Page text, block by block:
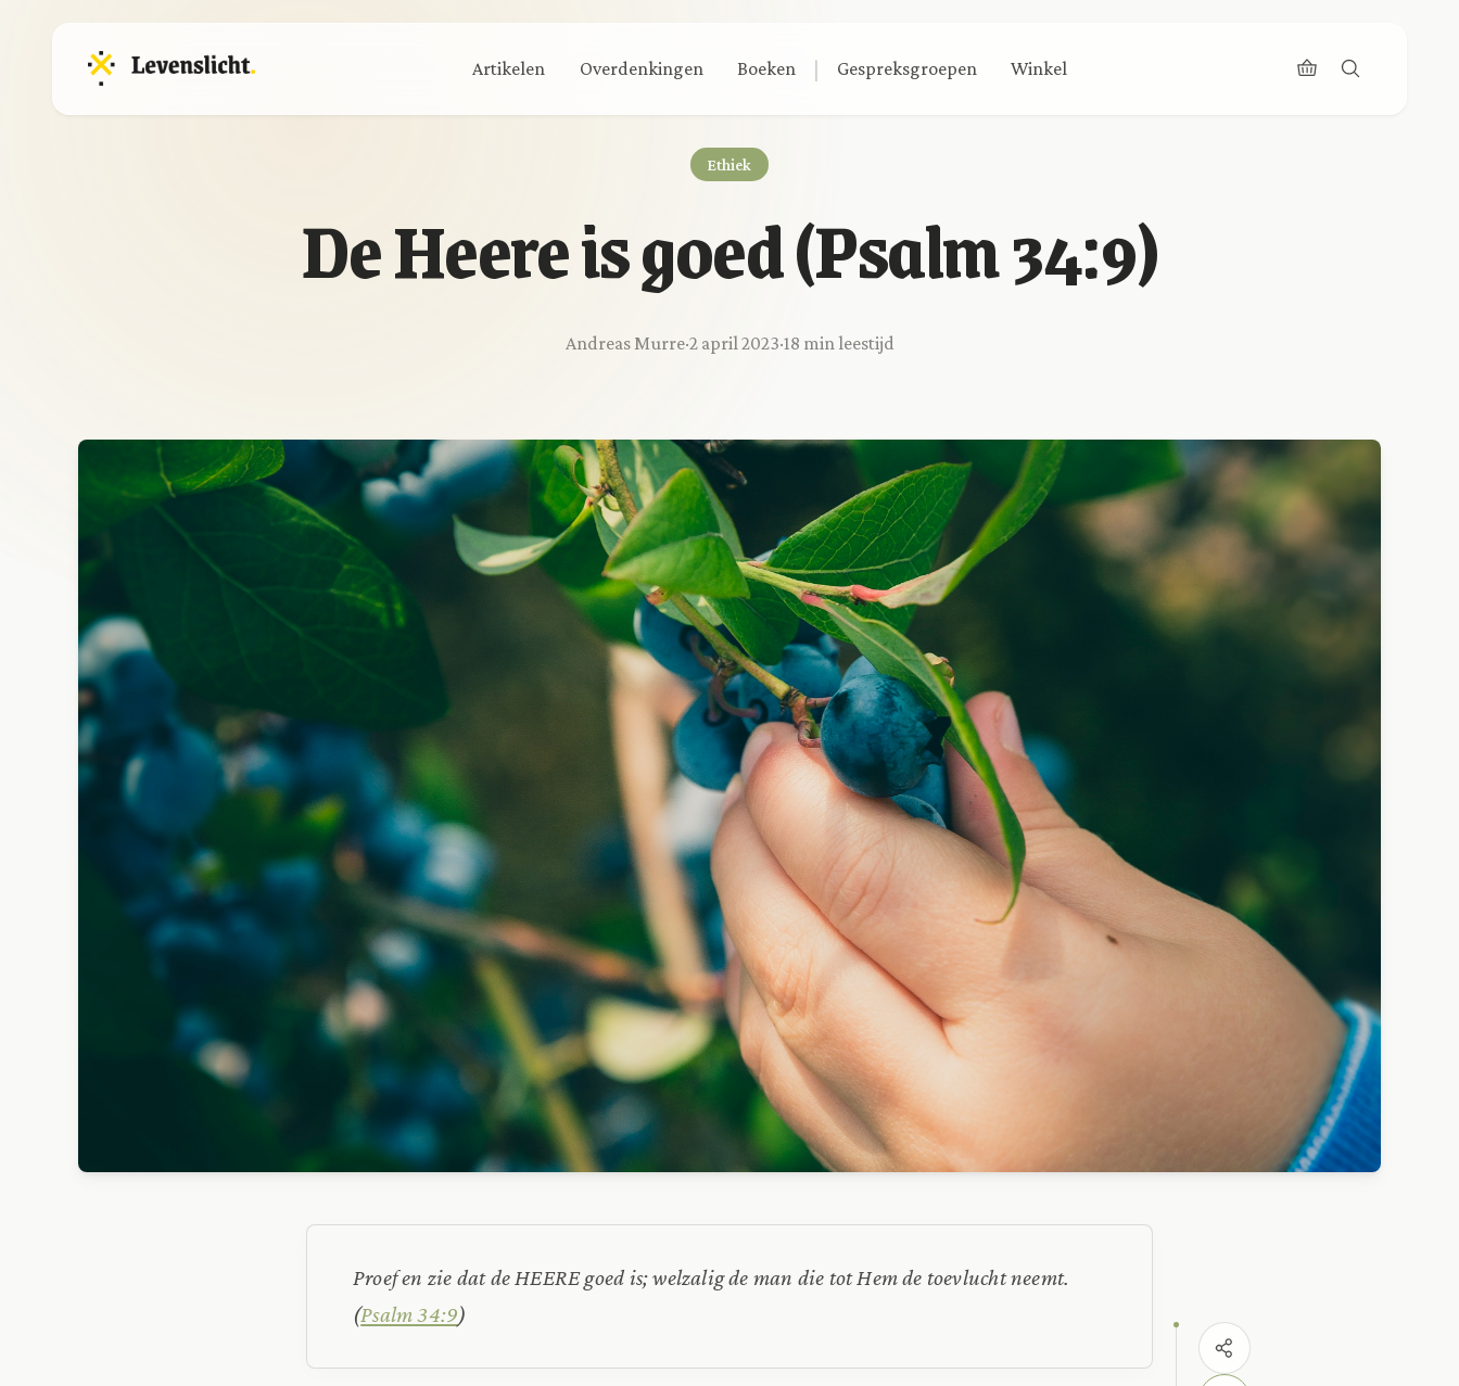
Artikelen Overdenkingen Boeken | Gespreksgroepen Winkel
Ethiek
De Heere is goed (Psalm 34:9)
Andreas Murre·2 april 2023·18 min leestijd
Proef en zie dat de HEERE goed is; welzalig de man die tot Hem de toevlucht neemt.
(Psalm 34:9)